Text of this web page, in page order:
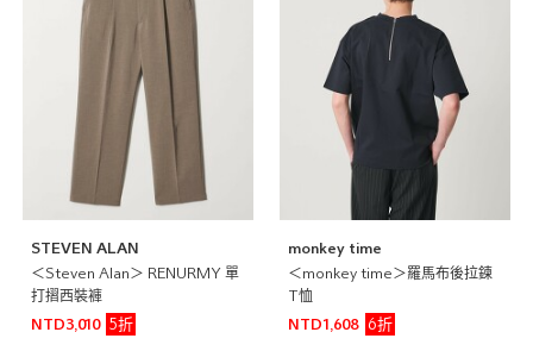
STEVEN ALAN
＜Steven Alan＞ RENURMY 單
打摺西裝褲
NTD3,010
5折
monkey time
＜monkey time＞羅馬布後拉鍊
T恤
NTD1,608
6折